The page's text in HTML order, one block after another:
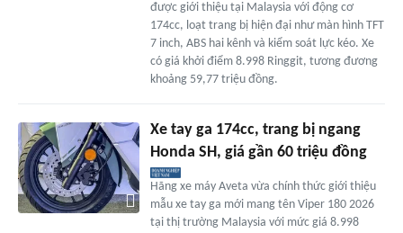
được giới thiệu tại Malaysia với động cơ
174cc, loạt trang bị hiện đại như màn hình TFT
7 inch, ABS hai kênh và kiểm soát lực kéo. Xe
có giá khởi điểm 8.998 Ringgit, tương đương
khoảng 59,77 triệu đồng.
Xe tay ga 174cc, trang bị ngang
Honda SH, giá gần 60 triệu đồng
Hãng xe máy Aveta vừa chính thức giới thiệu
mẫu xe tay ga mới mang tên Viper 180 2026
tại thị trường Malaysia với mức giá 8.998